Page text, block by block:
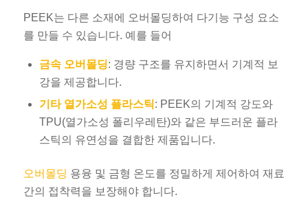
PEEK는 다른 소재에 오버몰딩하여 다기능 구성 요소
를 만들 수 있습니다. 예를 들어
금속 오버몰딩: 경량 구조를 유지하면서 기계적 보
강을 제공합니다.
기타 열가소성 플라스틱: PEEK의 기계적 강도와
TPU(열가소성 폴리우레탄)와 같은 부드러운 플라
스틱의 유연성을 결합한 제품입니다.
오버몰딩 용융 및 금형 온도를 정밀하게 제어하여 재료
간의 접착력을 보장해야 합니다.